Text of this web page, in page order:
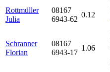
Rottmüller
Julia
08167
6943-62
0.12
Schranner
Florian
08167
6943-17
1.06